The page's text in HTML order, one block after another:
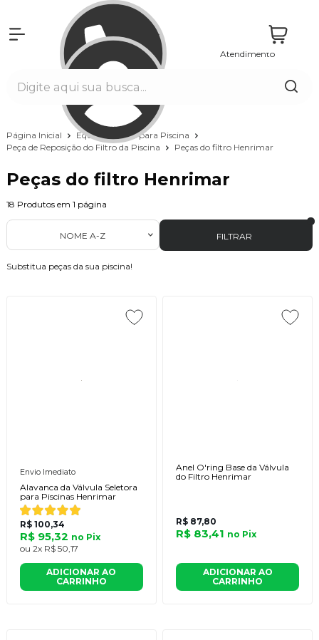
Atendimento
Página Inicial
Equipamentos para Piscina
Peça de Reposição do Filtro da Piscina
Peças do filtro Henrimar
Peças do filtro Henrimar
18 Produtos em 1 página
FILTRAR
NOME A-Z
Substitua peças da sua piscina!
Envio Imediato
Alavanca da Válvula Seletora
para Piscinas Henrimar
R$ 100,34
R$ 95,32 no Pix
ou 2x R$ 50,17
ADICIONAR AO
CARRINHO
Anel O'ring Base da Válvula
do Filtro Henrimar
R$ 87,80
R$ 83,41 no Pix
ADICIONAR AO
CARRINHO